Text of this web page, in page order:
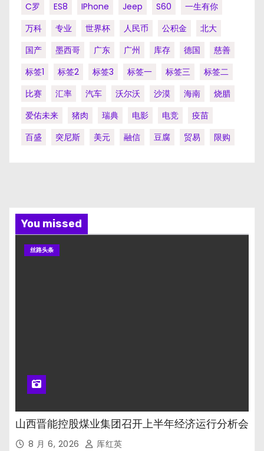
C罗 ES8 IPhone Jeep S60
一生有你
万科
专业 世界杯 人民币 公积金
北大
国产
墨西哥 广东 广州 库存 德国
慈善
标签1
标签2 标签3 标签一 标签三
标签二
比赛
汇率 汽车 沃尔沃 沙漠 海南
烧腊
爱佑未来
猪肉 瑞典 电影 电竞
疫苗
百盛
突尼斯 美元 融信 豆腐 贸易 限购
You missed
丝路头条
山西晋能控股煤业集团召开上半年经济运行分析会
8 月 6, 2026 厍红英